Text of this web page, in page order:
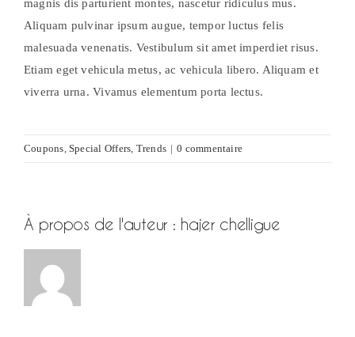
magnis dis parturient montes, nascetur ridiculus mus.
Aliquam pulvinar ipsum augue, tempor luctus felis
malesuada venenatis. Vestibulum sit amet imperdiet risus.
Etiam eget vehicula metus, ac vehicula libero. Aliquam et
viverra urna. Vivamus elementum porta lectus.
Coupons,Special Offers, Trends | 0 commentaire
À propos de l'auteur : hajer chelligue